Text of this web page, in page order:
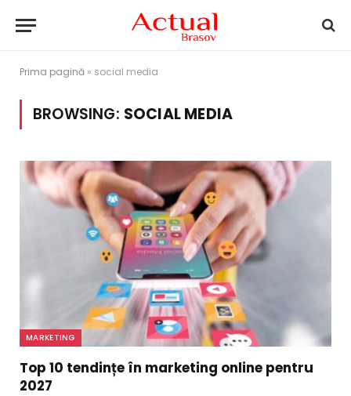
Prima pagină » social media
BROWSING: SOCIAL MEDIA
MARKETING
Top 10 tendințe în marketing online pentru
2027